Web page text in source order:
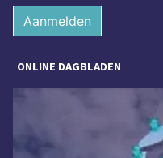
Aanmelden
ONLINE DAGBLADEN